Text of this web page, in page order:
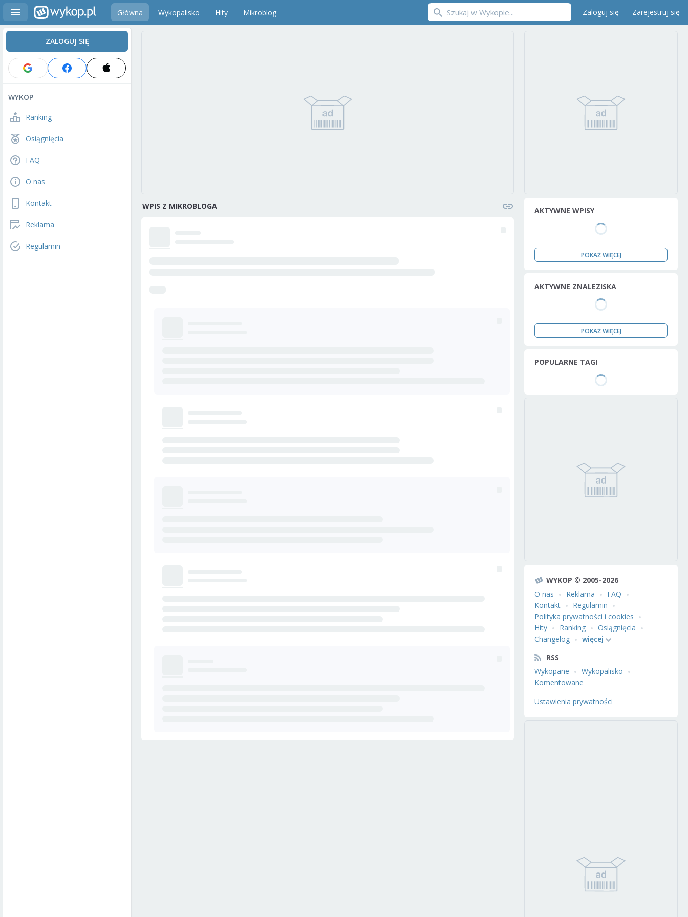
Główna Wykopalisko Hity Mikroblog Zaloguj się Zarejestruj się
ZALOGUJ SIĘ
WYKOP
Ranking
Osiągnięcia
FAQ
O nas
Kontakt
Reklama
Regulamin
WPIS Z MIKROBLOGA AKTYWNE WPISY
POKAŻ WIĘCEJ
AKTYWNE ZNALEZISKA
POKAŻ WIĘCEJ
POPULARNE TAGI
WYKOP © 2005-2026
O nas
Reklama
FAQ
Kontakt
Regulamin
Polityka prywatności i cookies
Hity
Ranking
Osiągnięcia
Changelog
więcej
RSS
Wykopane
Wykopalisko
Komentowane
Ustawienia prywatności